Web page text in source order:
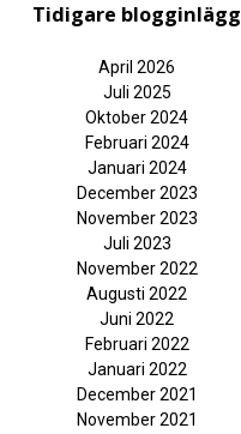
Tidigare blogginlägg
April 2026
Juli 2025
Oktober 2024
Februari 2024
Januari 2024
December 2023
November 2023
Juli 2023
November 2022
Augusti 2022
Juni 2022
Februari 2022
Januari 2022
December 2021
November 2021